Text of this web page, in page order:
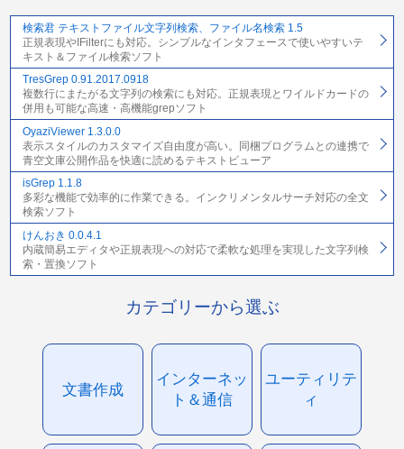
検索君 テキストファイル文字列検索、ファイル名検索 1.5
正規表現やIFilterにも対応。シンプルなインタフェースで使いやすいテ
キスト＆ファイル検索ソフト
TresGrep 0.91.2017.0918
複数行にまたがる文字列の検索にも対応。正規表現とワイルドカードの
併用も可能な高速・高機能grepソフト
OyaziViewer 1.3.0.0
表示スタイルのカスタマイズ自由度が高い。同梱プログラムとの連携で
青空文庫公開作品を快適に読めるテキストビューア
isGrep 1.1.8
多彩な機能で効率的に作業できる。インクリメンタルサーチ対応の全文
検索ソフト
けんおき 0.0.4.1
内蔵簡易エディタや正規表現への対応で柔軟な処理を実現した文字列検
索・置換ソフト
カテゴリーから選ぶ
文書作成
インターネッ
ト＆通信
ユーティリテ
ィ